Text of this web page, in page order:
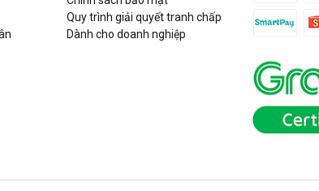
Quy trình giải quyết tranh chấp
Dành cho doanh nghiệp